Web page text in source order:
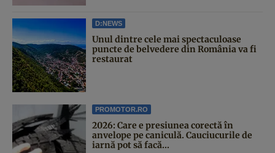
D:NEWS
Unul dintre cele mai spectaculoase
puncte de belvedere din România va fi
restaurat
PROMOTOR.RO
2026: Care e presiunea corectă în
anvelope pe caniculă. Cauciucurile de
iarnă pot să facă...